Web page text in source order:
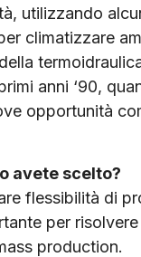
utilizzando
climatizzare
anni ‘90,
opportunità
avete scelto?
flessibilità di
per
production.